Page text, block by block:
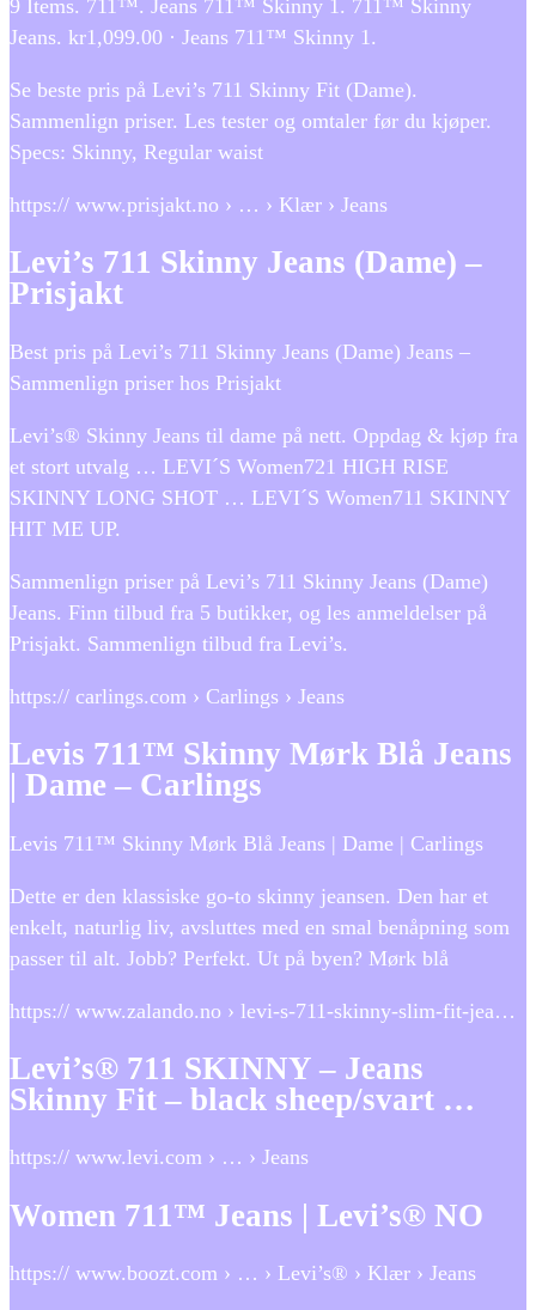
9 Items. 711™. Jeans 711™ Skinny 1. 711™ Skinny
Jeans. kr1,099.00 · Jeans 711™ Skinny 1.
Se beste pris på Levi’s 711 Skinny Fit (Dame).
Sammenlign priser. Les tester og omtaler før du kjøper.
Specs: Skinny, Regular waist
https:// www.prisjakt.no › … › Klær › Jeans
Levi’s 711 Skinny Jeans (Dame) –
Prisjakt
Best pris på Levi’s 711 Skinny Jeans (Dame) Jeans –
Sammenlign priser hos Prisjakt
Levi’s® Skinny Jeans til dame på nett. Oppdag & kjøp fra
et stort utvalg … LEVI´S Women721 HIGH RISE
SKINNY LONG SHOT … LEVI´S Women711 SKINNY
HIT ME UP.
Sammenlign priser på Levi’s 711 Skinny Jeans (Dame)
Jeans. Finn tilbud fra 5 butikker, og les anmeldelser på
Prisjakt. Sammenlign tilbud fra Levi’s.
https:// carlings.com › Carlings › Jeans
Levis 711™ Skinny Mørk Blå Jeans
| Dame – Carlings
Levis 711™ Skinny Mørk Blå Jeans | Dame | Carlings
Dette er den klassiske go-to skinny jeansen. Den har et
enkelt, naturlig liv, avsluttes med en smal benåpning som
passer til alt. Jobb? Perfekt. Ut på byen? Mørk blå
https:// www.zalando.no › levi-s-711-skinny-slim-fit-jea…
Levi’s® 711 SKINNY – Jeans
Skinny Fit – black sheep/svart …
https:// www.levi.com › … › Jeans
Women 711™ Jeans | Levi’s® NO
https:// www.boozt.com › … › Levi’s® › Klær › Jeans